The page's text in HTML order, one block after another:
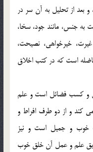
بعد از تحليل به آن سر در
جنس، مانند جود، سخا،
خيرخواهي، نصيحت،
است كه در كتب اخلاق
و كسب فضائل است و علم
كند و از دو طرف افراط و
خوب و جميل است و نيز
علم و عمل آن خلق خوب